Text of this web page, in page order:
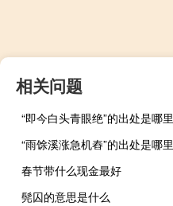
相关问题
“即今白头青眼绝”的出处是哪里
“雨馀溪涨急机舂”的出处是哪里
春节带什么现金最好
髡囚的意思是什么